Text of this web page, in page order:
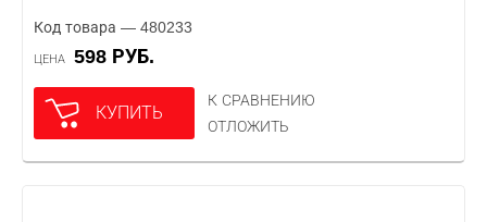
Код товара — 480233
ЦЕНА 598 РУБ.
КУПИТЬ
К СРАВНЕНИЮ
ОТЛОЖИТЬ